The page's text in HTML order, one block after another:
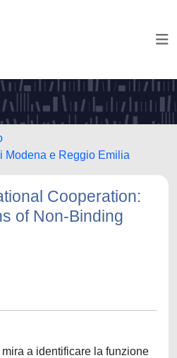
Modena e Reggio Emilia
Cooperation:
of Non-Binding
mira a identificare la funzione